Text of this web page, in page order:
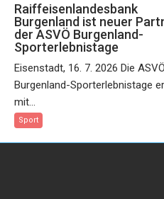
Raiffeisenlandesbank
Burgenland ist neuer
der ASVÖ Burgenland-
Sporterlebnistage
Eisenstadt, 16. 7. 2026 Die ASVÖ
Burgenland-Sporterlebnistage
mit...
Sport